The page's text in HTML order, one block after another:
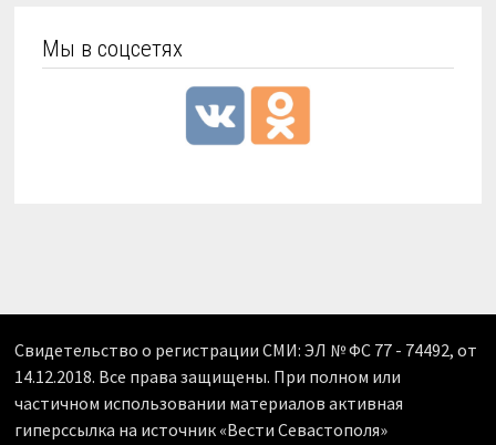
Мы в соцсетях
Свидетельство о регистрации СМИ: ЭЛ № ФС 77 - 74492, от
14.12.2018. Все права защищены. При полном или
частичном использовании материалов активная
гиперссылка на источник «Вести Севастополя»